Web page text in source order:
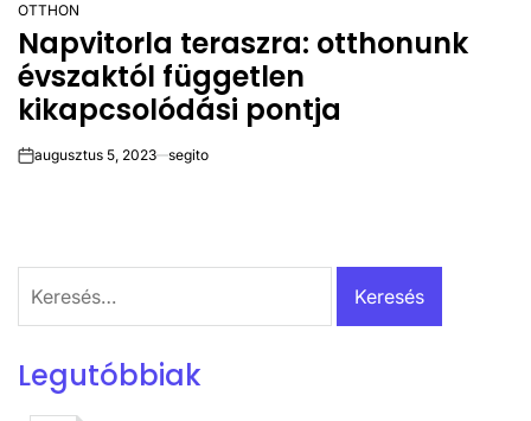
POSTED
IN
OTTHON
Napvitorla teraszra: otthonunk
évszaktól független
kikapcsolódási pontja
onaugusztus 5, 2023 segito
Legutóbbiak